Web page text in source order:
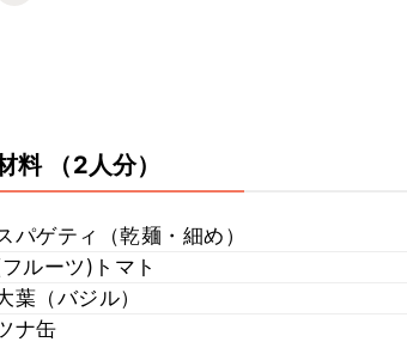
料 （2人分）
パゲティ（乾麺・細め）
ルーツ)トマト
葉（バジル）
ナ缶